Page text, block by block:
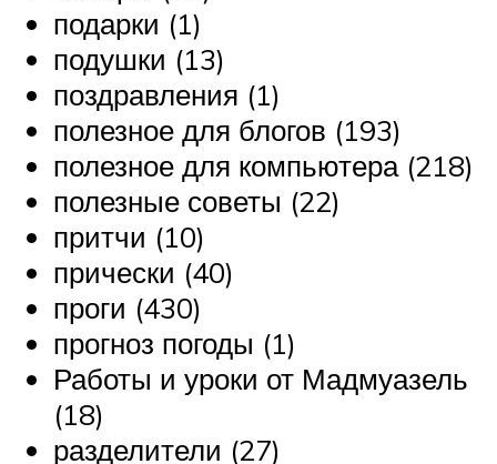
подарки (1)
подушки (13)
поздравления (1)
полезное для блогов (193)
полезное для компьютера (218)
полезные советы (22)
притчи (10)
прически (40)
проги (430)
прогноз погоды (1)
Работы и уроки от Мадмуазель
(18)
разделители (27)